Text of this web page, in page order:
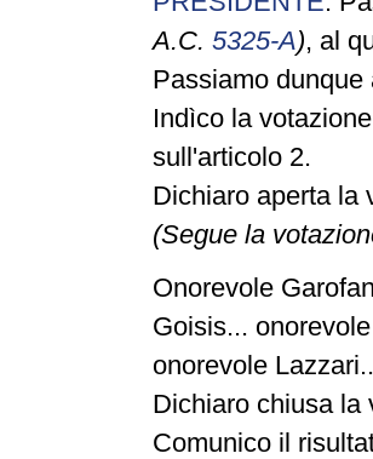
A.C. 5325-A), al
Passiamo dunque
Indìco la
sull'articolo 2.
Dichiaro aperta la
(Segue la
Onorevole
Goisis...
onorevole
Dichiaro chiusa la
Comunico il